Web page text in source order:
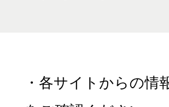
・各サイトからの情